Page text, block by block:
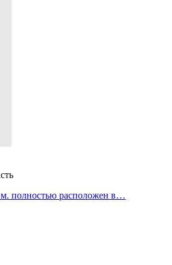
полностью расположен в…